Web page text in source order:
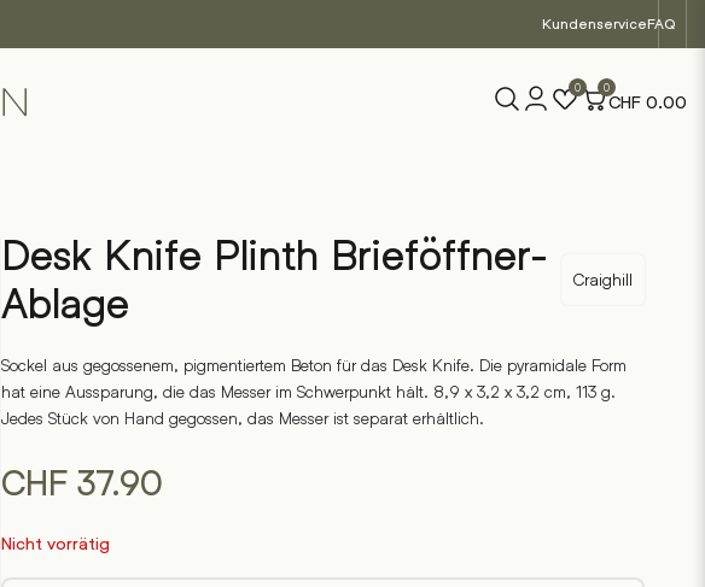
KundenserviceFAQ
0 0
CHF 0.00
Desk Knife Plinth Brieföffner-
Ablage
Craighill
Sockel aus gegossenem, pigmentiertem Beton für das Desk Knife. Die pyramidale Form
hat eine Aussparung, die das Messer im Schwerpunkt hält. 8,9 x 3,2 x 3,2 cm, 113 g.
Jedes Stück von Hand gegossen, das Messer ist separat erhältlich.
CHF37.90
Nicht vorrätig